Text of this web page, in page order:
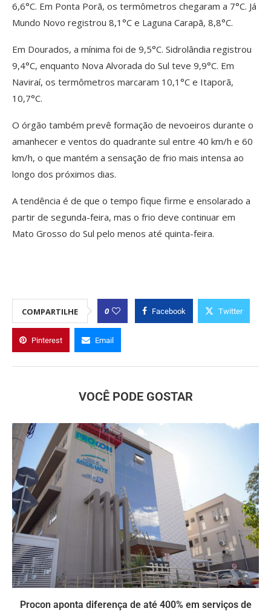
6,6°C. Em Ponta Porã, os termômetros chegaram a 7°C. Já
Mundo Novo registrou 8,1°C e Laguna Carapã, 8,8°C.
Em Dourados, a mínima foi de 9,5°C. Sidrolândia registrou
9,4°C, enquanto Nova Alvorada do Sul teve 9,9°C. Em
Naviraí, os termômetros marcaram 10,1°C e Itaporã,
10,7°C.
O órgão também prevê formação de nevoeiros durante o
amanhecer e ventos do quadrante sul entre 40 km/h e 60
km/h, o que mantém a sensação de frio mais intensa ao
longo dos próximos dias.
A tendência é de que o tempo fique firme e ensolarado a
partir de segunda-feira, mas o frio deve continuar em
Mato Grosso do Sul pelo menos até quinta-feira.
COMPARTILHE 0 Facebook Twitter
Pinterest Email
VOCÊ PODE GOSTAR
Procon aponta diferença de até 400% em serviços de